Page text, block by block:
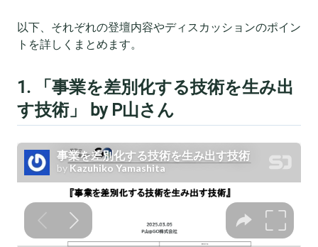
以下、それぞれの登壇内容やディスカッションのポイン
トを詳しくまとめます。
1. 「事業を差別化する技術を生み出
す技術」 by P山さん